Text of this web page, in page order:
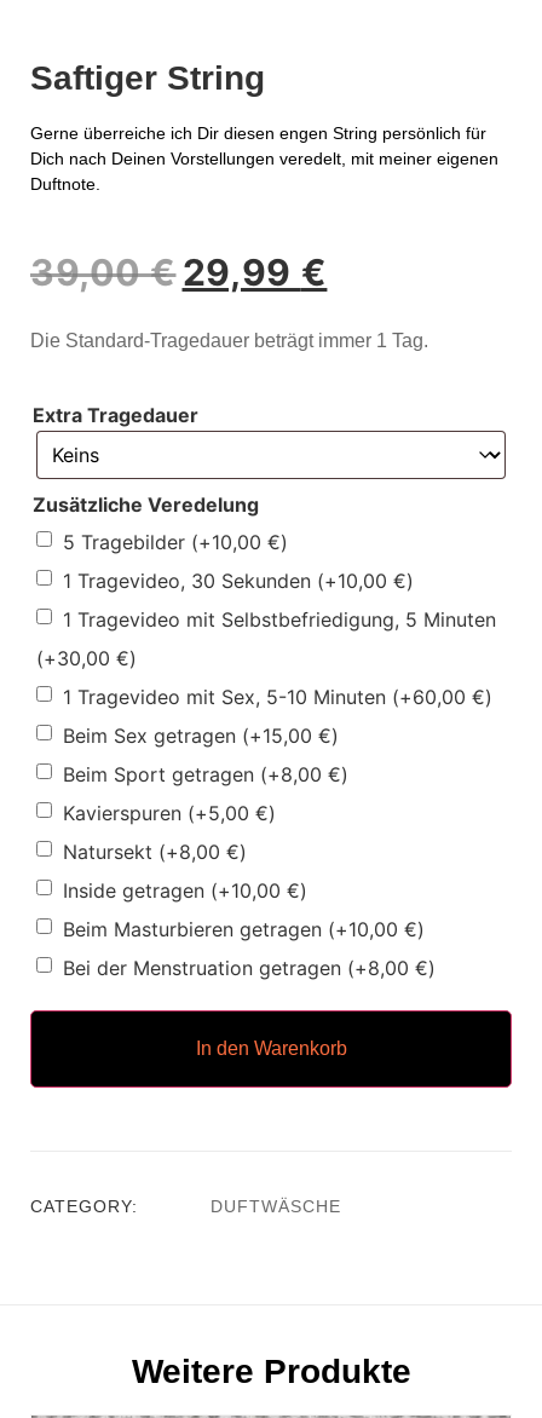
Saftiger String
Gerne überreiche ich Dir diesen engen String persönlich für
Dich nach Deinen Vorstellungen veredelt, mit meiner eigenen
Duftnote.
39,00€29,99 €
Die Standard-Tragedauer beträgt immer 1 Tag.
Extra Tragedauer
Zusätzliche Veredelung
5 Tragebilder (+10,00 €)
1 Tragevideo, 30 Sekunden (+10,00 €)
1 Tragevideo mit Selbstbefriedigung, 5 Minuten
(+30,00 €)
1 Tragevideo mit Sex, 5-10 Minuten (+60,00 €)
Beim Sex getragen (+15,00 €)
Beim Sport getragen (+8,00 €)
Kavierspuren (+5,00 €)
Natursekt (+8,00 €)
Inside getragen (+10,00 €)
Beim Masturbieren getragen (+10,00 €)
Bei der Menstruation getragen (+8,00 €)
In den Warenkorb
CATEGORY: DUFTWÄSCHE
Weitere Produkte